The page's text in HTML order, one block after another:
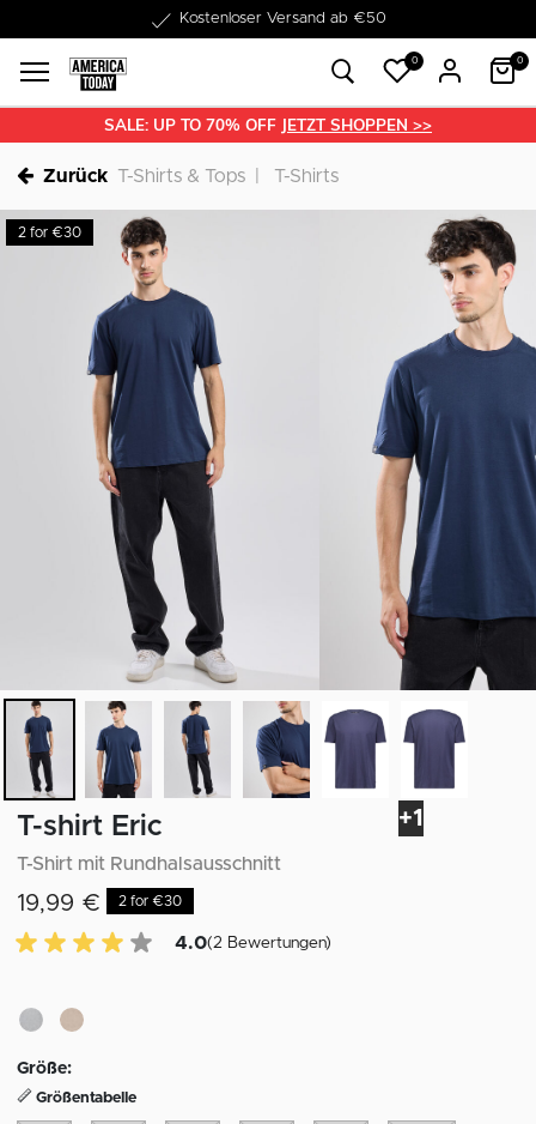
1-3 Werktage Lieferzeit
0 0
SALE: UP TO 70% OFF JETZT SHOPPEN >>
Zurück T-Shirts & Tops T-Shirts
+1
2 for €30
T-shirt Eric
T-Shirt mit Rundhalsausschnitt
19,99 € 2 for €30
4.0 von 5 Kundenrezensionen
4.0(2 Bewertungen)
Größe:
Größentabelle